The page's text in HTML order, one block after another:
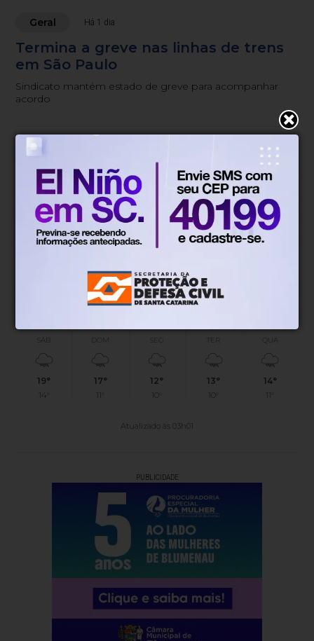
Geral Há 1 dia
Termina a greve nas linhas de trens
em São Paulo
Sindicato mantém estado de greve para acompanhar
acordo
Blumenau, SC
16°
Mín.15° Máx. 27°
16°
Sensação
0.89km/h
Vento
100%
(0.1mm)
Chance de chuva
06h52
Nascer do sol
SÁB
19°
14°
DOM
17°
11°
SEG
12°
10°
TER
13°
10°
QUA
14°
11°
Atualizado às 03h01
PUBLICIDADE